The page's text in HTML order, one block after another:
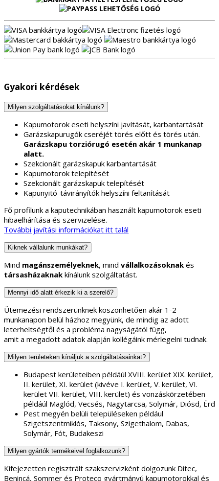
Gyakori kérdések
Milyen szolgáltatásokat kínálunk?
Kapumotorok eseti helyszíni javítását, karbantartását
Garázskapurugók cseréjét törés előtt és törés után.
Garázskapu torziórugó esetén akár 1 munkanap
alatt.
Szekcionált garázskapuk karbantartását
Kapumotorok telepítését
Szekcionált garázskapuk telepítését
Kapunyitó-távirányítók helyszíni feltanítását
Fő profilunk a kaputechnikában használt kapumotorok eseti
hibaelhárítása és szervizelése.
További javítási információkat itt talál
Kiknek vállalunk munkákat?
Mind magánszemélyeknek, mind vállalkozásoknak és
társasházaknak kínálunk szolgáltatást.
Mennyi idő alatt érkezik ki a szerelő?
Ütemezési rendszerünknek köszönhetően akár 1-2
munkanapon belül házhoz megyünk, de mindig az adott
leterheltségtől és a probléma nagyságától függ,
amit a megadott adatok alapján kollégáink mérlegelni tudnak.
Milyen területeken kínáljuk a szolgáltatásainkat?
Budapest kerületeiben példáúl XVIII. kerület XIX. kerület,
II. kerület, XI. kerület (kivéve I. kerület, V. kerület, VI.
kerület VII. kerület, VIII. kerület) és vonzáskörzetében
példáúl Maglód, Vecsés, Nagytarcsa, Solymár, Diósd, Érd
Pest megyén belüli településeken például
Szigetszentmiklós, Taksony, Szigethalom, Dabas,
Solymár, Fót, Budakeszi
Milyen gyártók termékeivel foglalkozunk?
Kifejezetten regisztrált szakszervizként dolgozunk Ditec,
Benincá, Sommer és Proteco gyártmányú kapumotorokkal és